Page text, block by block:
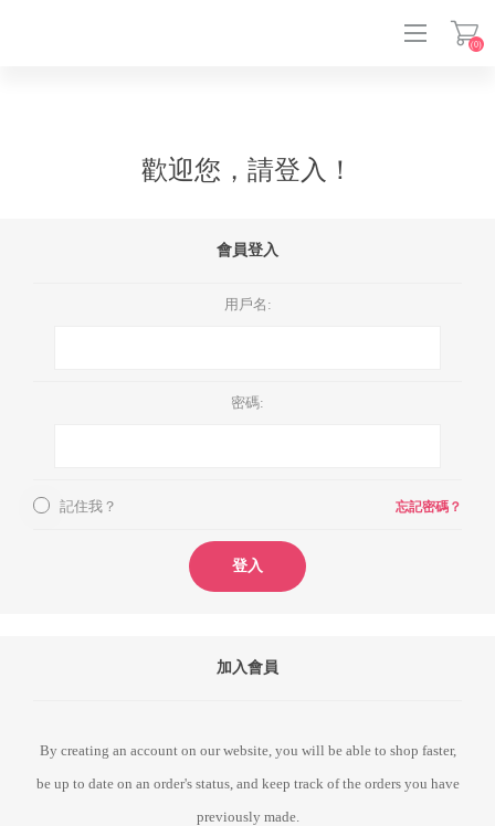
(0)
歡迎您，請登入！
會員登入
用戶名:
密碼:
記住我？ 忘記密碼？
登入
加入會員
By creating an account on our website, you will be able to shop faster,
be up to date on an order's status, and keep track of the orders you have
previously made.